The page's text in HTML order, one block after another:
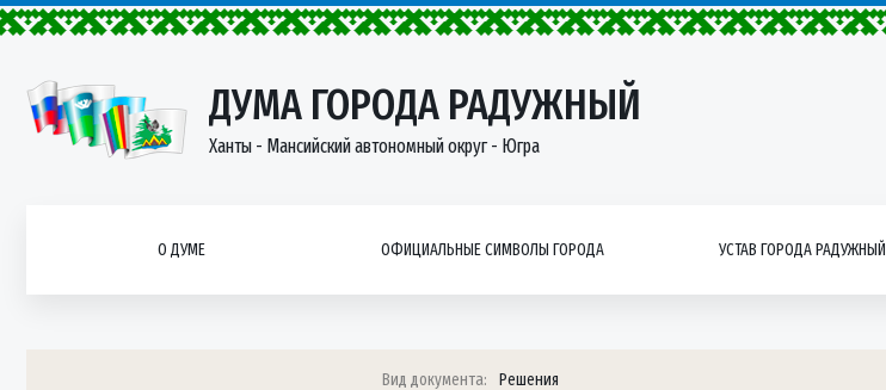
ДУМА ГОРОДА РАДУЖНЫЙ
Ханты - Мансийский автономный округ - Югра
О ДУМЕ ОФИЦИАЛЬНЫЕ СИМВОЛЫ ГОРОДА УСТАВ ГОРОДА РАДУЖНЫЙ
Вид документа:
Решения